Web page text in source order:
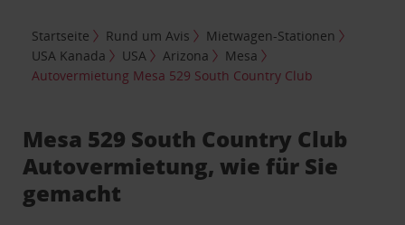
Startseite Rund um Avis
Mietwagen-Stationen
USA Kanada
USA Arizona
Mesa
Autovermietung Mesa 529 South Country Club
Mesa 529 South Country Club
Autovermietung, wie für Sie
gemacht